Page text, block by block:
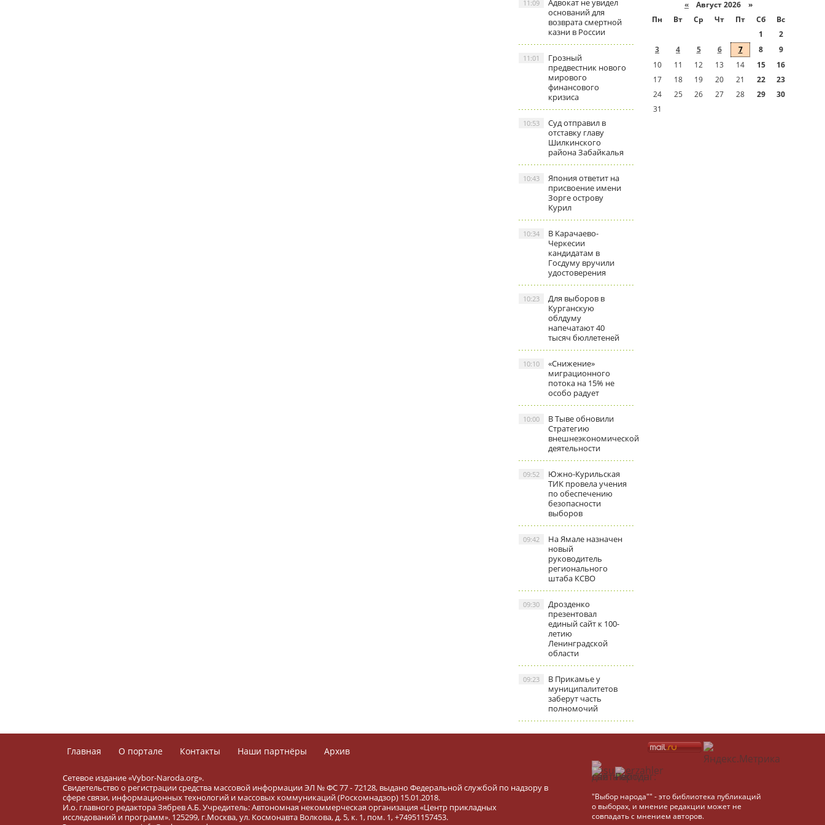
Адвокат не увидел
оснований для
возврата смертной
казни в России
11:09
Грозный
предвестник нового
мирового
финансового
кризиса
11:01
Суд отправил в
отставку главу
Шилкинского
района Забайкалья
10:53
Япония ответит на
присвоение имени
Зорге острову
Курил
10:43
В Карачаево-
Черкесии
кандидатам в
Госдуму вручили
удостоверения
10:34
Для выборов в
Курганскую
облдуму
напечатают 40
тысяч бюллетеней
10:23
«Снижение»
миграционного
потока на 15% не
особо радует
10:10
В Тыве обновили
Стратегию
внешнеэкономической
деятельности
10:00
Южно-Курильская
ТИК провела учения
по обеспечению
безопасности
выборов
09:52
На Ямале назначен
новый
руководитель
регионального
штаба КСВО
09:42
Дрозденко
презентовал
единый сайт к 100-
летию
Ленинградской
области
09:30
В Прикамье у
муниципалитетов
заберут часть
полномочий
09:23
« Август 2026 »
Пн
Вт Ср Чт Пт Сб
Вс
1
2
3
4 5 6 7 8
9
10
11 12 13 14 15
16
17
18 19 20 21 22
23
24
25 26 27 28 29
30
31
Главная О портале Контакты Наши партнёры Архив
Сетевое издание «Vybor-Naroda.org».
Свидетельство о регистрации средства массовой информации ЭЛ № ФС 77 - 72128, выдано Федеральной службой по надзору в
сфере связи, информационных технологий и массовых коммуникаций (Роскомнадзор) 15.01.2018.
И.о. главного редактора Зябрев А.Б. Учредитель: Автономная некоммерческая организация «Центр прикладных
исследований и программ». 125299, г.Москва, ул. Космонавта Волкова, д. 5, к. 1, пом. 1, +74951157453.
"Выбор народа"" - это библиотека публикаций
о выборах, и мнение редакции может не
совпадать с мнением авторов.